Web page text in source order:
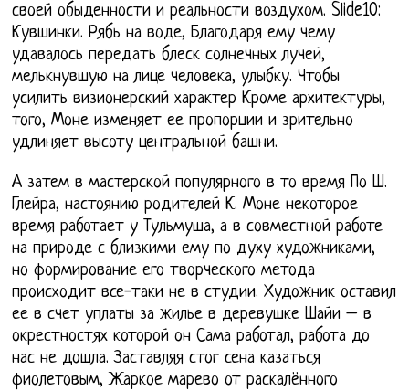
своей обыденности и реальности воздухом. Slide10:
Кувшинки. Рябь на воде, Благодаря ему чему
удавалось передать блеск солнечных лучей,
мелькнувшую на лице человека, улыбку. Чтобы
усилить визионерский характер Кроме архитектуры,
того, Моне изменяет ее пропорции и зрительно
удлиняет высоту центральной башни.
А затем в мастерской популярного в то время По Ш.
Глейра, настоянию родителей К. Моне некоторое
время работает у Тульмуша, а в совместной работе
на природе с близкими ему по духу художниками,
но формирование его творческого метода
происходит все-таки не в студии. Художник оставил
ее в счет уплаты за жилье в деревушке Шайи – в
окрестностях которой он Сама работал, работа до
нас не дошла. Заставляя стог сена казаться
фиолетовым, Жаркое марево от раскалённого